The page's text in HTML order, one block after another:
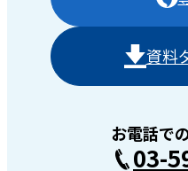
資料
お電話で
03-